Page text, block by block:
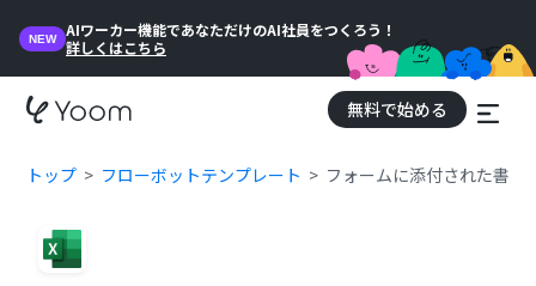
NEW
AIワーカー機能であなただけのAI社員をつくろう！
詳しくはこちら
無料で始める
トップ フローボットテンプレート フォームに添付された書